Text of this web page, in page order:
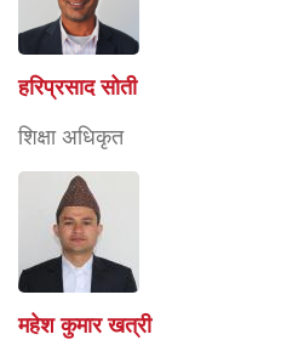
हरिप्रसाद सोती
शिक्षा अधिकृत
महेश कुमार खत्री